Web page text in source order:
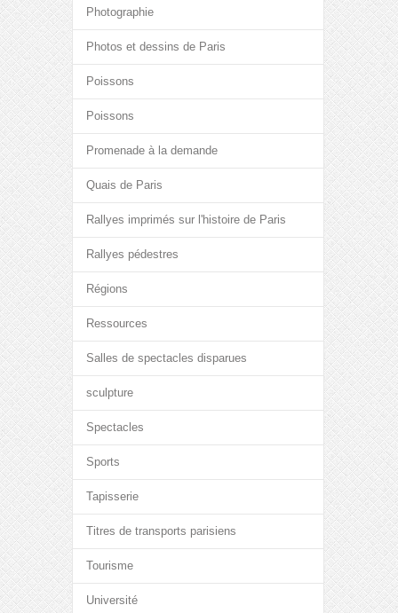
Photographie
Photos et dessins de Paris
Poissons
Poissons
Promenade à la demande
Quais de Paris
Rallyes imprimés sur l'histoire de Paris
Rallyes pédestres
Régions
Ressources
Salles de spectacles disparues
sculpture
Spectacles
Sports
Tapisserie
Titres de transports parisiens
Tourisme
Université